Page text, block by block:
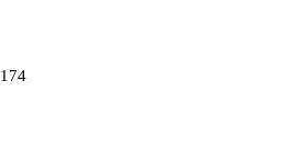
174